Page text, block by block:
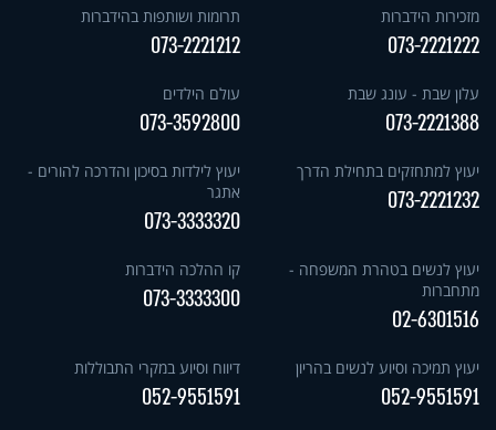
מזכירות הידברות
073-2221222
תרומות ושותפות בהידברות
073-2221212
עלון שבת - עונג שבת
073-2221388
עולם הילדים
073-3592800
יעוץ למתחזקים בתחילת הדרך
073-2221232
יעוץ לילדות בסיכון והדרכה להורים -
אתגר
073-3333320
יעוץ לנשים בטהרת המשפחה -
מתחברות
02-6301516
קו ההלכה הידברות
073-3333300
יעוץ תמיכה וסיוע לנשים בהריון
052-9551591
דיווח וסיוע במקרי התבוללות
052-9551591